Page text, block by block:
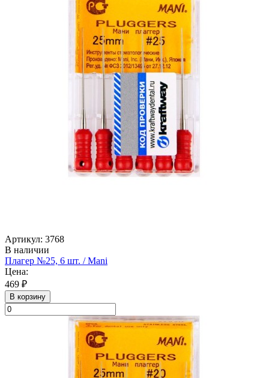
Артикул: 3768
В наличии
Плагер №25, 6 шт. / Mani
Цена:
469 ₽
В корзину